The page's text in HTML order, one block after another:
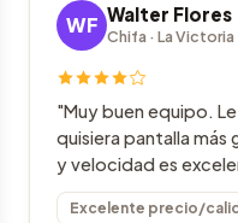
WF Walter Flores
Chifa · La Victoria
"Muy buen equipo.
quisiera pantalla más
y velocidad es
Excelente precio/